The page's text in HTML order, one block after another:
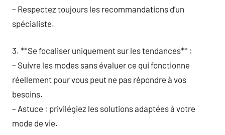
– Respectez toujours les recommandations d’un
spécialiste.
3. **Se focaliser uniquement sur les tendances** :
– Suivre les modes sans évaluer ce qui fonctionne
réellement pour vous peut ne pas répondre à vos
besoins.
– Astuce : privilégiez les solutions adaptées à votre
mode de vie.